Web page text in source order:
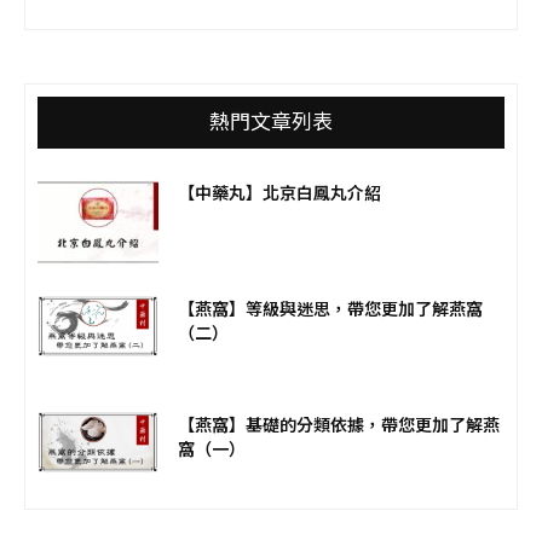
熱門文章列表
【中藥丸】北京白鳳丸介紹
【燕窩】等級與迷思，帶您更加了解燕窩
（二）
【燕窩】基礎的分類依據，帶您更加了解燕
窩（一）